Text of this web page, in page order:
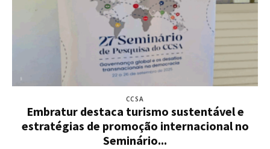
CCSA
Embratur destaca turismo sustentável e
estratégias de promoção internacional no
Seminário...